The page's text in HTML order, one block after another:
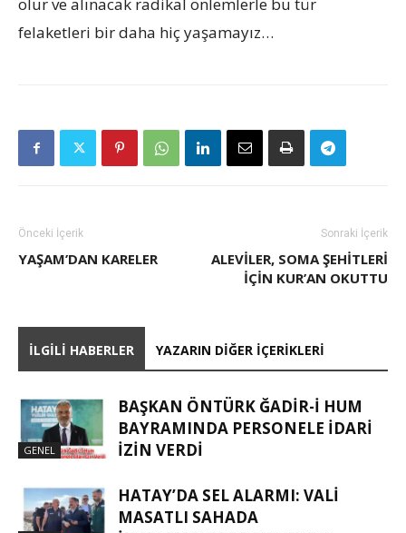
olur ve alınacak radikal önlemlerle bu tür
felaketleri bir daha hiç yaşamayız…
Önceki İçerik
YAŞAM’DAN KARELER
Sonraki İçerik
ALEVILER, SOMA ŞEHITLERI
İÇIN KUR’AN OKUTTU
İLGILI HABERLER YAZARIN DIĞER İÇERIKLERI
GENEL
BAŞKAN ÖNTÜRK ĞADIR-İ HUM
BAYRAMINDA PERSONELE İDARI
İZIN VERDI
HATAY’DA SEL ALARMI: VALI
MASATLI SAHADA